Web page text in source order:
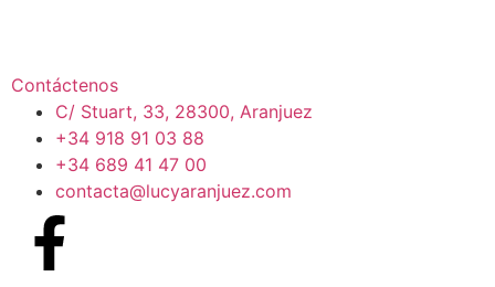
Contáctenos
C/ Stuart, 33, 28300, Aranjuez
+34 918 91 03 88
+34 689 41 47 00
contacta@lucyaranjuez.com